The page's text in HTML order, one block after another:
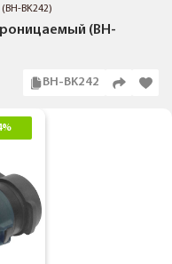
BK242)
(BH-
BH-BK242